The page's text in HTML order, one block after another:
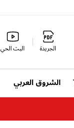
الجريدة البث الحي
الشروق العربي